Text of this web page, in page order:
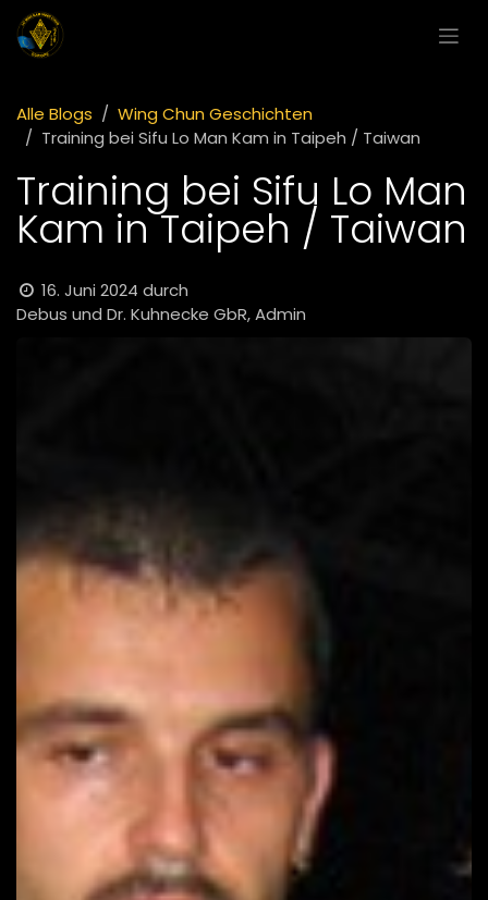
Zum Inhalt springen
Alle Blogs
Wing Chun Geschichten
Training bei Sifu Lo Man Kam in Taipeh / Taiwan
Training bei Sifu Lo Man
Kam in Taipeh / Taiwan
16. Juni 2024 durch
Debus und Dr. Kuhnecke GbR, Admin